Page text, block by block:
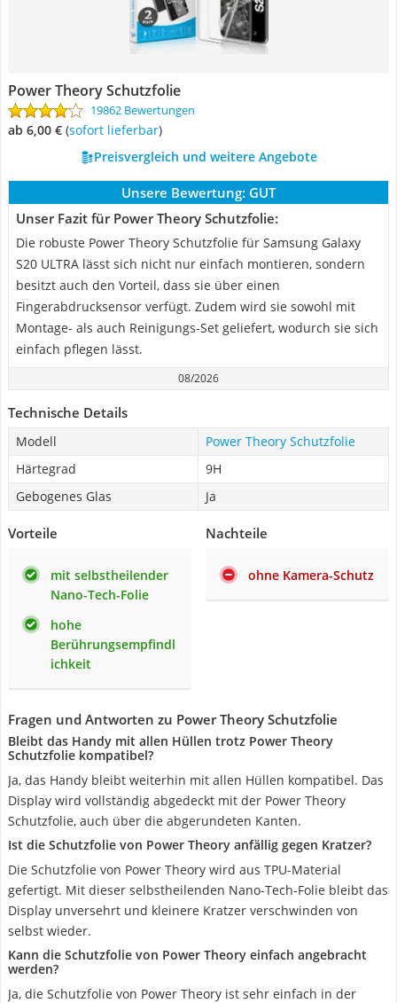
Power Theory Schutzfolie
19862 Bewertungen
ab 6,00 € ( Sofort lieferbar)
Preisvergleich und weitere Angebote
Unsere Bewertung: GUT
Unser Fazit für Power Theory Schutzfolie:
Die robuste Power Theory Schutzfolie für Samsung Galaxy
S20 ULTRA lässt sich nicht nur einfach montieren, sondern
besitzt auch den Vorteil, dass sie über einen
Fingerabdrucksensor verfügt. Zudem wird sie sowohl mit
Montage- als auch Reinigungs-Set geliefert, wodurch sie sich
einfach pflegen lässt.
08/2026
Technische Details
Modell
Power Theory Schutzfolie
Härtegrad
9H
Gebogenes Glas
Ja
Vorteile
mit selbstheilender
Nano-Tech-Folie
hohe
Berührungsempfindl
ichkeit
Nachteile
ohne Kamera-Schutz
Fragen und Antworten zu Power Theory Schutzfolie
Bleibt das Handy mit allen Hüllen trotz Power Theory
Schutzfolie kompatibel?
Ja, das Handy bleibt weiterhin mit allen Hüllen kompatibel. Das
Display wird vollständig abgedeckt mit der Power Theory
Schutzfolie, auch über die abgerundeten Kanten.
Ist die Schutzfolie von Power Theory anfällig gegen Kratzer?
Die Schutzfolie von Power Theory wird aus TPU-Material
gefertigt. Mit dieser selbstheilenden Nano-Tech-Folie bleibt das
Display unversehrt und kleinere Kratzer verschwinden von
selbst wieder.
Kann die Schutzfolie von Power Theory einfach angebracht
werden?
Ja, die Schutzfolie von Power Theory ist sehr einfach in der